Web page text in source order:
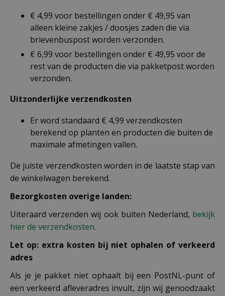
€ 4,99 voor bestellingen onder € 49,95 van
alleen kleine zakjes / doosjes zaden die via
brievenbuspost worden verzonden.
€ 6,99 voor bestellingen onder € 49,95 voor de
rest van de producten die via pakketpost worden
verzonden.
Uitzonderlijke verzendkosten
Er word standaard € 4,99 verzendkosten
berekend op planten en producten die buiten de
maximale afmetingen vallen.
De juiste verzendkosten worden in de laatste stap van
de winkelwagen berekend.
Bezorgkosten overige landen:
Uiteraard verzenden wij ook buiten Nederland, bekijk
hier de verzendkosten.
Let op: extra kosten bij niet ophalen of verkeerd
adres
Als je je pakket niet ophaalt bij een PostNL-punt of
een verkeerd afleveradres invult, zijn wij genoodzaakt